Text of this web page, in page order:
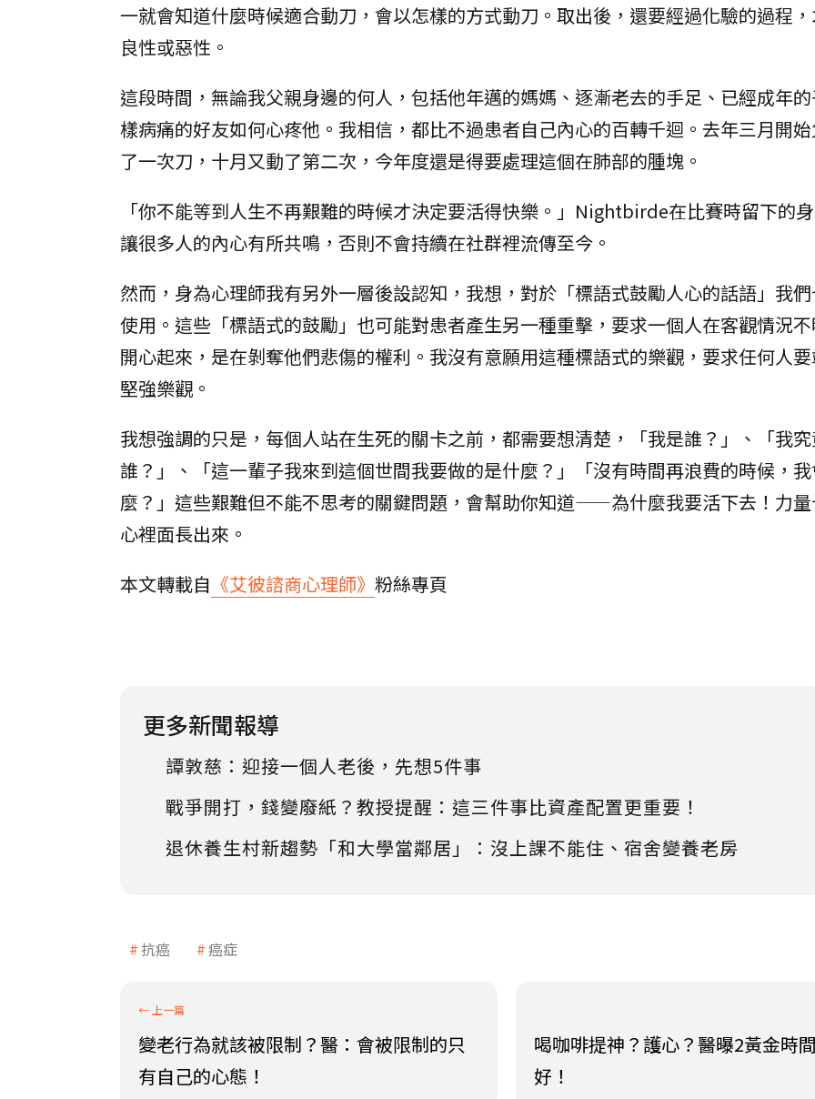
一就會知道什麼時候適合動刀，會以怎樣的方式動刀。取出後，還要經過化驗的過程
良性或惡性。
這段時間，無論我父親身邊的何人，包括他年邁的媽媽、逐漸老去的手足、已經成年
樣病痛的好友如何心疼他。我相信，都比不過患者自己內心的百轉千迴。去年三月開
了一次刀，十月又動了第二次，今年度還是得要處理這個在肺部的腫塊。
「你不能等到人生不再艱難的時候才決定要活得快樂。」Nightbirde在比賽時留下的
讓很多人的內心有所共鳴，否則不會持續在社群裡流傳至今。
然而，身為心理師我有另外一層後設認知，我想，對於「標語式鼓勵人心的話語」我
使用。這些「標語式的鼓勵」也可能對患者產生另一種重擊，要求一個人在客觀情況
開心起來，是在剝奪他們悲傷的權利。我沒有意願用這種標語式的樂觀，要求任何人
堅強樂觀。
我想強調的只是，每個人站在生死的關卡之前，都需要想清楚，「我是誰？」、「我
誰？」、「這一輩子我來到這個世間我要做的是什麼？」「沒有時間再浪費的時候，
麼？」這些艱難但不能不思考的關鍵問題，會幫助你知道——為什麼我要活下去！力
心裡面長出來。
本文轉載自 《艾彼諮商心理師》 粉絲專頁
更多新聞報導
譚敦慈：迎接一個人老後，先想5件事
戰爭開打，錢變廢紙？教授提醒：這三件事比資產配置更重要！
退休養生村新趨勢「和大學當鄰居」：沒上課不能住、宿舍變養老房
抗癌 癌症
變老行為就該被限制？醫：會被限制的只
有自己的心態！
喝咖啡提神？護心？醫曝2黃金時
好！